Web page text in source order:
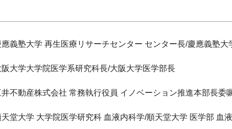
應義塾大学 再生医療リサーチセンター センター長/慶應義塾大
阪大学大学院医学系研究科長/大阪大学医学部長
井不動産株式会社 常務執行役員 イノベーション推進本部長委
天堂大学 大学院医学研究科 血液内科学/順天堂大学 医学部 血